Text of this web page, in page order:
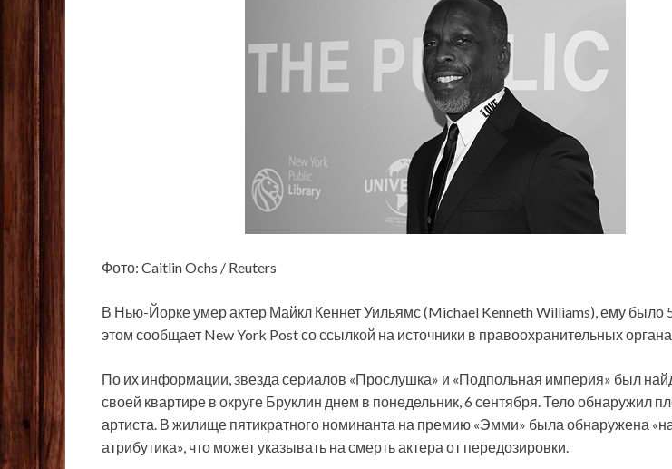
Фото: Caitlin Ochs / Reuters
В Нью-Йорке умер актер Майкл Кеннет Уильямс (Michael Kenneth Williams), ему было
этом сообщает New York Post со ссылкой на источники в правоохранительных
По их информации, звезда сериалов «Прослушка» и «Подпольная империя» был
своей квартире в округе Бруклин днем в понедельник, 6 сентября. Тело обнаружил
артиста. В жилище пятикратного номинанта на премию «Эмми» была обнаружена
атрибутика», что может указывать на смерть актера от передозировки.